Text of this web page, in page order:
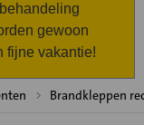
gewoon
fijne vakantie!
Brandkleppen